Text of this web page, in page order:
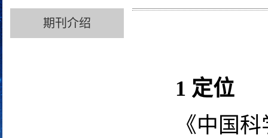
期刊介绍
1 定位
《中国科学